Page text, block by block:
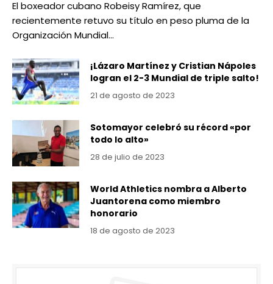
El boxeador cubano Robeisy Ramírez, que
recientemente retuvo su título en peso pluma de la
Organización Mundial…
¡Lázaro Martínez y Cristian Nápoles
logran el 2-3 Mundial de triple salto!
21 de agosto de 2023
Sotomayor celebró su récord «por
todo lo alto»
28 de julio de 2023
World Athletics nombra a Alberto
Juantorena como miembro
honorario
18 de agosto de 2023